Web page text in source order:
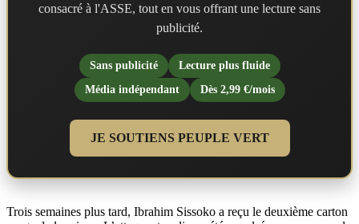
consacré à l'ASSE, tout en vous offrant une lecture sans
publicité.
Sans publicité
Lecture plus fluide
Média indépendant
Dès 2,99 €/mois
JE SOUTIENS PEUPLE VERT
Trois semaines plus tard, Ibrahim Sissoko a reçu le deuxième carton